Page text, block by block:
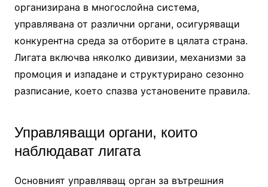
организирана в многослойна система,
управлявана от различни органи, осигуряващи
конкурентна среда за отборите в цялата страна.
Лигата включва няколко дивизии, механизми за
промоция и изпадане и структурирано сезонно
разписание, което спазва установените правила.
Управляващи органи, които
наблюдават лигата
Основният управляващ орган за вътрешния